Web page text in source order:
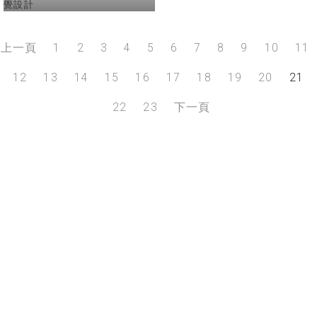
上一頁 1 2 3 4 5 6 7 8 9 10 11
12 13 14 15 16 17 18 19 20 21
22 23 下一頁